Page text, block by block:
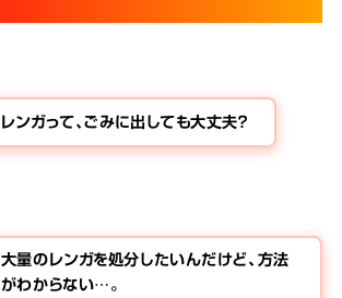
レンガって、ごみに出しても大丈夫？
大量のレンガを処分したいんだけど、方法
がわからない…。